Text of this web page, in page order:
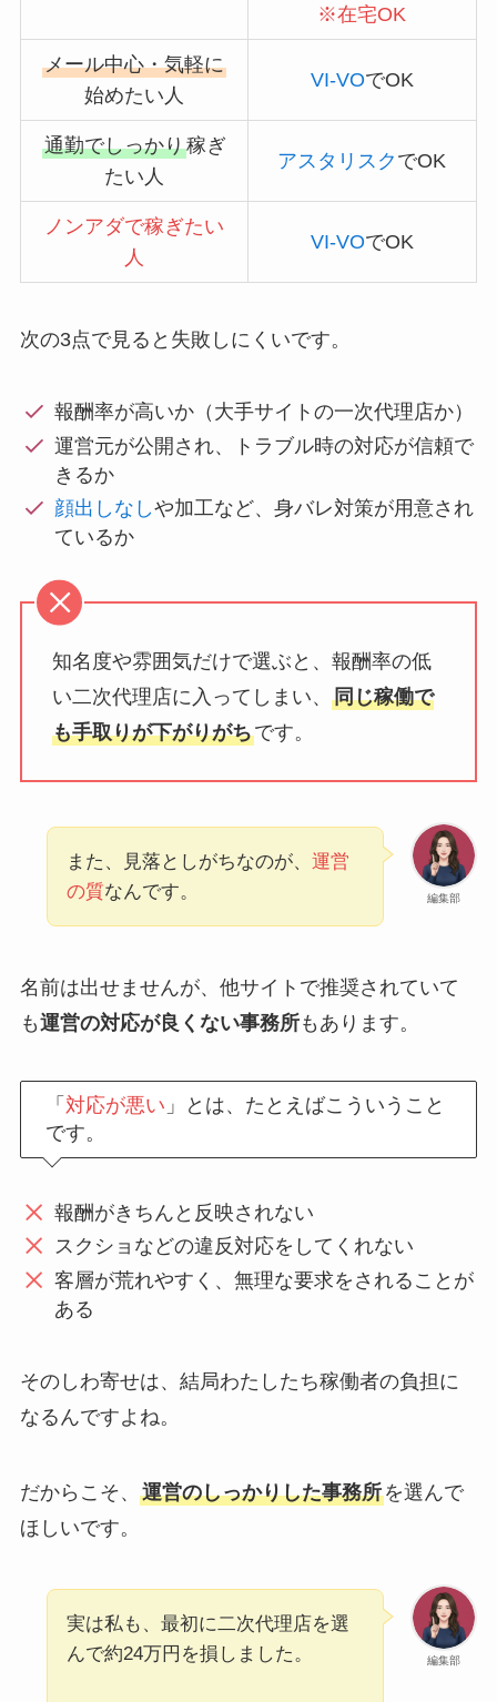
※在宅OK
メール中心・気軽に
始めたい人
VI-VOでOK
通勤でしっかり稼ぎ
たい人
アスタリスク でOK
ノンアダで稼ぎたい
人
VI-VOでOK
次の3点で見ると失敗しにくいです。
報酬率が高いか（大手サイトの一次代理店か）
運営元が公開され、トラブル時の対応が信頼で
きるか
顔出しなしや加工など、身バレ対策が用意され
ているか
知名度や雰囲気だけで選ぶと、報酬率の低
い二次代理店に入ってしまい、 同じ稼働で
も手取りが下がりがちです。
編集部
また、見落としがちなのが、 運営
の質なんです。
名前は出せませんが、他サイトで推奨されていて
も運営の対応が良くない事務所もあります。
「 対応が悪い 」とは、たとえばこういうこと
です。
報酬がきちんと反映されない
スクショなどの違反対応をしてくれない
客層が荒れやすく、無理な要求をされることが
ある
そのしわ寄せは、結局わたしたち稼働者の負担に
なるんですよね。
だからこそ、 運営のしっかりした事務所を選んで
ほしいです。
編集部
実は私も、最初に二次代理店を選
んで約24万円を損しました。